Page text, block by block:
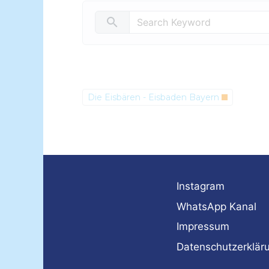
search
Die Eisbären - Eisbaden Bayern
Instagram
WhatsApp Kanal
Impressum